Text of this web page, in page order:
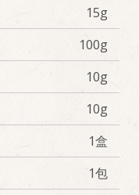
15g
100g
10g
10g
1盒
1包